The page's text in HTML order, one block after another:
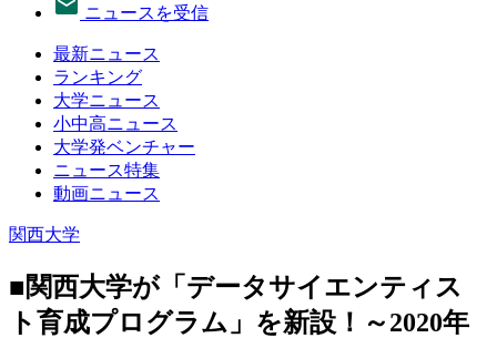
ニュースを受信
最新ニュース
ランキング
大学ニュース
小中高ニュース
大学発ベンチャー
ニュース特集
動画ニュース
関西大学
■関西大学が「データサイエンティス
ト育成プログラム」を新設！～2020年